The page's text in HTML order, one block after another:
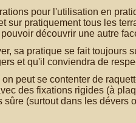
pour l'utilisation en
sur pratiquement tous les
découvrir une autre
sa pratique se fait toujours
et qu'il conviendra de
peut se contenter de
des fixations rigides (à
(surtout dans les dévers